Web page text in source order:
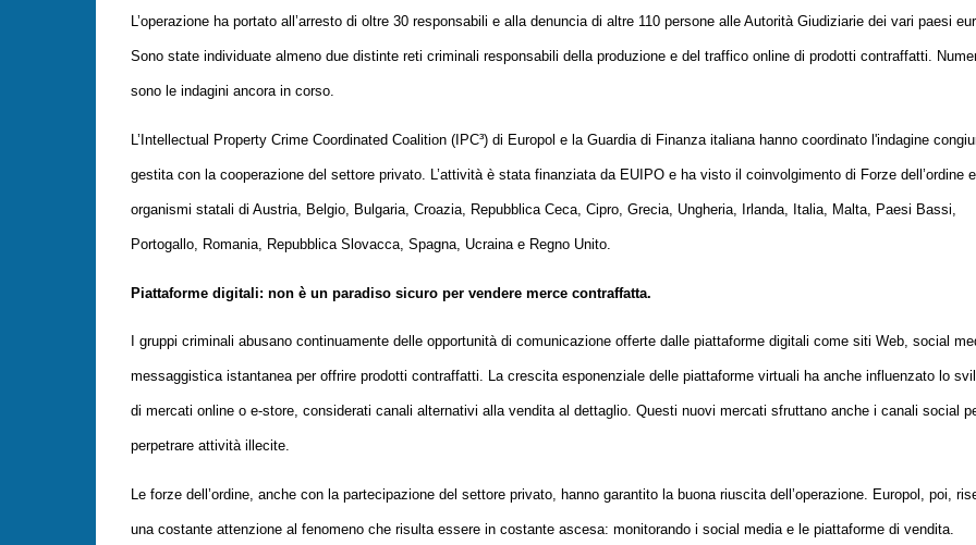
L’operazione ha portato all’arresto di oltre 30 responsabili e alla denuncia di altre 110 persone alle Autorità Giudiziarie dei vari paesi
Sono state individuate almeno due distinte reti criminali responsabili della produzione e del traffico online di prodotti contraffatti.
sono le indagini ancora in corso.
L’Intellectual Property Crime Coordinated Coalition (IPC³) di Europol e la Guardia di Finanza italiana hanno coordinato l'indagine
gestita con la cooperazione del settore privato. L’attività è stata finanziata da EUIPO e ha visto il coinvolgimento di Forze dell’ordine e
organismi statali di Austria, Belgio, Bulgaria, Croazia, Repubblica Ceca, Cipro, Grecia, Ungheria, Irlanda, Italia, Malta, Paesi Bassi,
Portogallo, Romania, Repubblica Slovacca, Spagna, Ucraina e Regno Unito.
Piattaforme digitali: non è un paradiso sicuro per vendere merce contraffatta.
I gruppi criminali abusano continuamente delle opportunità di comunicazione offerte dalle piattaforme digitali come siti Web, social
messaggistica istantanea per offrire prodotti contraffatti. La crescita esponenziale delle piattaforme virtuali ha anche influenzato lo
di mercati online o e-store, considerati canali alternativi alla vendita al dettaglio. Questi nuovi mercati sfruttano anche i canali social
perpetrare attività illecite.
Le forze dell’ordine, anche con la partecipazione del settore privato, hanno garantito la buona riuscita dell’operazione. Europol, poi,
una costante attenzione al fenomeno che risulta essere in costante ascesa: monitorando i social media e le piattaforme di vendita.